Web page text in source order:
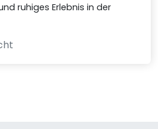
ruhiges Erlebnis in der